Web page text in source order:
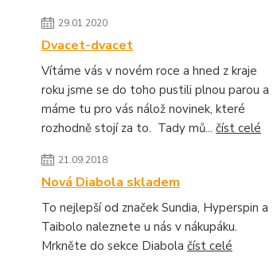
29.01.2020
Dvacet-dvacet
Vítáme vás v novém roce a hned z kraje
roku jsme se do toho pustili plnou parou a
máme tu pro vás nálož novinek, které
rozhodně stojí za to. Tady mů... číst celé
21.09.2018
Nová Diabola skladem
To nejlepší od značek Sundia, Hyperspin a
Taibolo naleznete u nás v nákupáku.
Mrkněte do sekce Diabola číst celé